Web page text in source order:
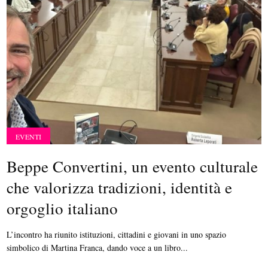
EVENTI
Beppe Convertini, un evento culturale
che valorizza tradizioni, identità e
orgoglio italiano
L’incontro ha riunito istituzioni, cittadini e giovani in uno spazio
simbolico di Martina Franca, dando voce a un libro...